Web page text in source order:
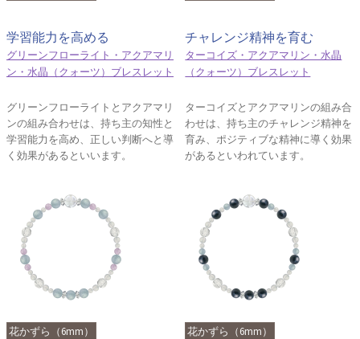
学習能力を高める
グリーンフローライト・アクアマリ
ン・水晶（クォーツ）ブレスレット
グリーンフローライトとアクアマリ
ンの組み合わせは、持ち主の知性と
学習能力を高め、正しい判断へと導
く効果があるといいます。
チャレンジ精神を育む
ターコイズ・アクアマリン・水晶
（クォーツ）ブレスレット
ターコイズとアクアマリンの組み合
わせは、持ち主のチャレンジ精神を
育み、ポジティブな精神に導く効果
があるといわれています。
花かずら（6mm） 花かずら（6mm）